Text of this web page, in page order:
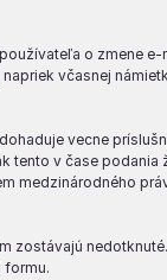
o zmene
napriek včasnej
vecne
v čase podania
medzinárodného
zostávajú
formu.